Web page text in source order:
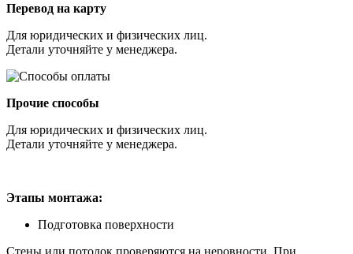
Перевод на карту
Для юридических и физических лиц.
Детали уточняйте у менеджера.
Прочие способы
Для юридических и физических лиц.
Детали уточняйте у менеджера.
Этапы монтажа:
Подготовка поверхности
Стены или потолок проверяются на неровности. При